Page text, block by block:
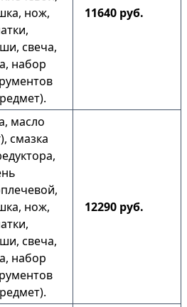
нож,
свеча,
набор
11640 руб.
масло
смазка
нож,
свеча,
набор
12290 руб.